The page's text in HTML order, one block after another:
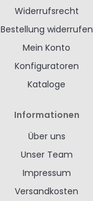
Widerrufsrecht
Bestellung widerrufen
Mein Konto
Konfiguratoren
Kataloge
Informationen
Über uns
Unser Team
Impressum
Versandkosten